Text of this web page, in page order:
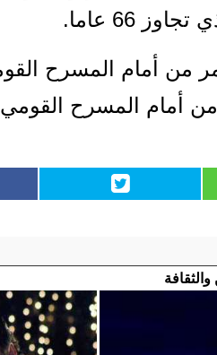
66 عاما.
أمام المسرح القومي
والثقافة